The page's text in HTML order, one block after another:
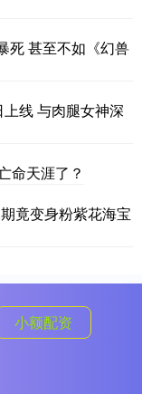
死 甚至不如《幻兽
线 与肉腿女神深
命天涯了？
竟变身粉紫花海宝
小额配资